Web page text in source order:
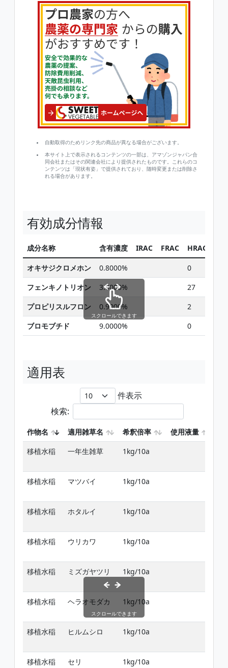
自動取得のためリンク先の商品が異なる場合がございます。
本サイト上で表示されるコンテンツの一部は、アマゾンジャパン合
同会社またはその関連会社により提供されたものです。これらのコ
ンテンツは「現状有姿」で提供されており、随時変更または削除さ
れる場合があります。
有効成分情報
成分名称 含有濃度 IRAC FRAC HRAC
オキサジクロメホン 0.8000%
0
フェンキノトリオン
3.0000%
27
プロピリスルフロン
0.9000%
2
ブロモブチド
9.0000% 0
スクロールできます
適用表
件表示
検索:
作物名 適用雑草名 希釈倍率 使用液量
移植水稲
一年生雑草 1kg/10a
移植水稲 マツバイ 1kg/10a
移植水稲 ホタルイ 1kg/10a
移植水稲 ウリカワ 1kg/10a
移植水稲 ミズガヤツリ 1kg/10a
移植水稲 ヘラオモダカ 1kg/10a
移植水稲 ヒルムシロ 1kg/10a
移植水稲 セリ 1kg/10a
スクロールできます